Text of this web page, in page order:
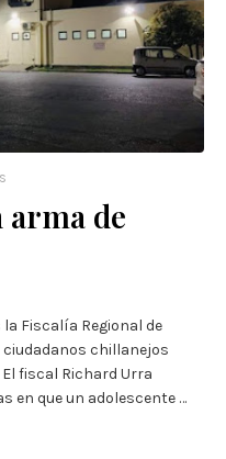
arma de
Fiscalía Regional de
ciudadanos chillanejos
fiscal Richard Urra
en que un adolescente …